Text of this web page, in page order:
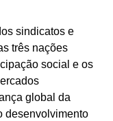
sindicatos e
três nações
social e os
global da
desenvolvimento